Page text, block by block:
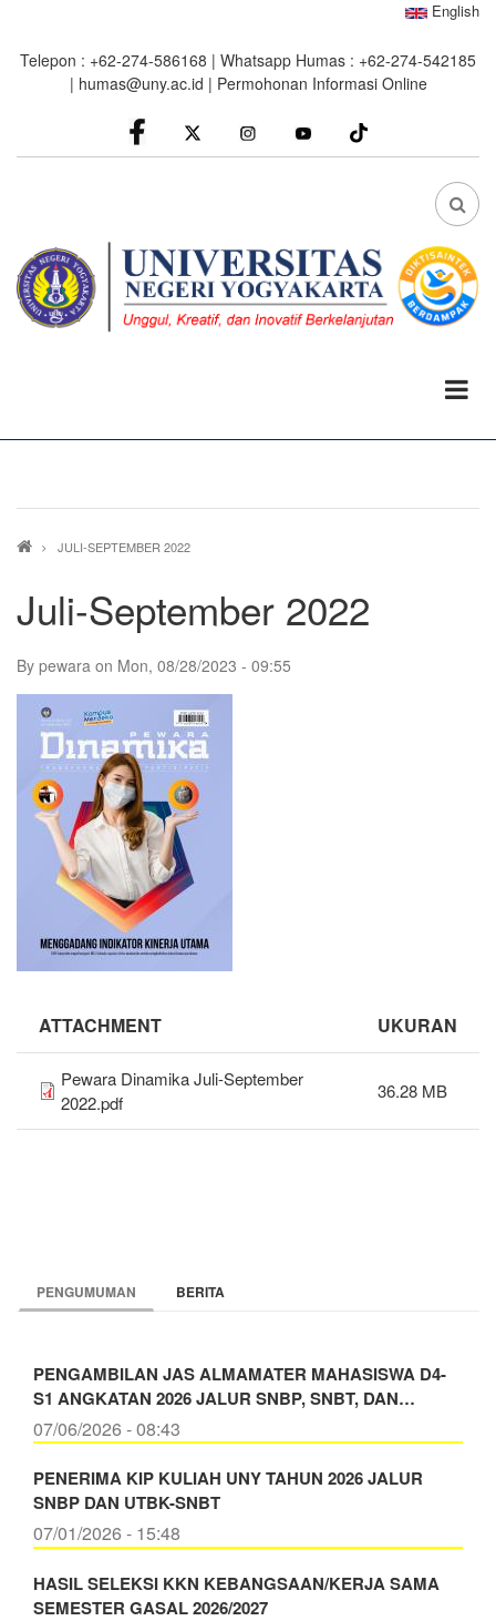
main
English
Telepon : +62-274-586168 | Whatsapp Humas : +62-274-542185
| humas@uny.ac.id | Permohonan Informasi Online
facebook
Instagram youtube
FA
Breadcrumb
JULI-SEPTEMBER 2022
Juli-September 2022
By pewara on Mon, 08/28/2023 - 09:55
ATTACHMENT UKURAN
Pewara Dinamika Juli-September
2022.pdf
36.28 MB
PENGUMUMAN BERITA
PENGAMBILAN JAS ALMAMATER MAHASISWA D4-
S1 ANGKATAN 2026 JALUR SNBP, SNBT, DAN…
07/06/2026 - 08:43
PENERIMA KIP KULIAH UNY TAHUN 2026 JALUR
SNBP DAN UTBK-SNBT
07/01/2026 - 15:48
HASIL SELEKSI KKN KEBANGSAAN/KERJA SAMA
SEMESTER GASAL 2026/2027